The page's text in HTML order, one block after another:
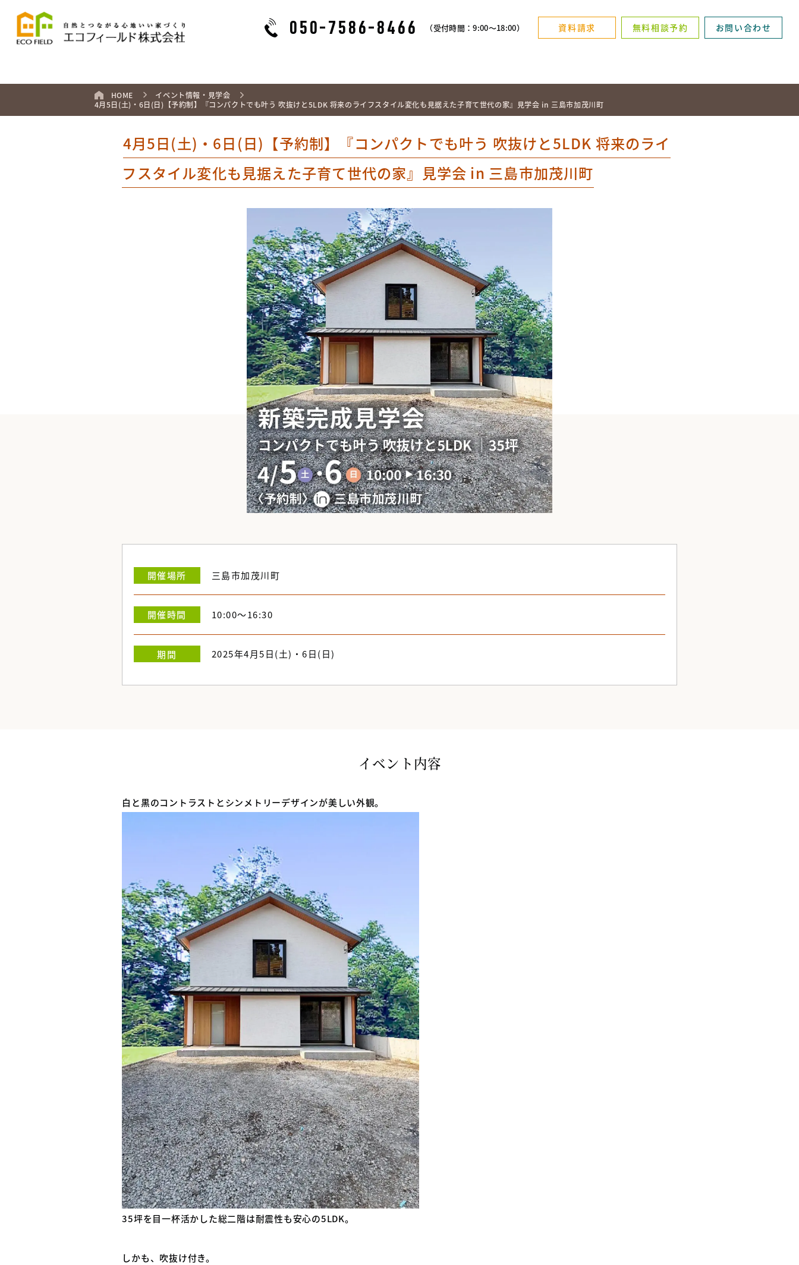
050-7586-8466 （受付時間：9:00～18:00） 資料請求 無料相談予約 お問い合わせ
HOME
イベント情報・見学会
4月5日(土)・6日(日)【予約制】『コンパクトでも叶う 吹抜けと5LDK 将来のライフスタイル変化も見据えた子育て世代の家』見学会 in 三島市加茂川町
4月5日(土)・6日(日)【予約制】『コンパクトでも叶う 吹抜けと5LDK 将来のライ
フスタイル変化も見据えた子育て世代の家』見学会 in 三島市加茂川町
開催場所 三島市加茂川町
開催時間 10:00～16:30
期間 2025年4月5日(土)・6日(日)
イベント内容
白と黒のコントラストとシンメトリーデザインが美しい外観。
35坪を目一杯活かした総二階は耐震性も安心の5LDK。
しかも、吹抜け付き。